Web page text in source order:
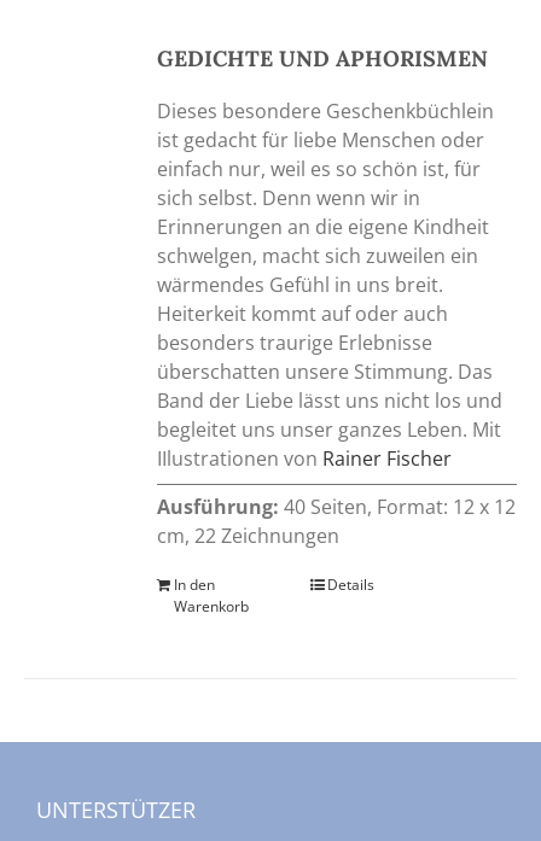
GEDICHTE UND APHORISMEN
Dieses besondere Geschenkbüchlein
ist gedacht für liebe Menschen oder
einfach nur, weil es so schön ist, für
sich selbst. Denn wenn wir in
Erinnerungen an die eigene Kindheit
schwelgen, macht sich zuweilen ein
wärmendes Gefühl in uns breit.
Heiterkeit kommt auf oder auch
besonders traurige Erlebnisse
überschatten unsere Stimmung. Das
Band der Liebe lässt uns nicht los und
begleitet uns unser ganzes Leben. Mit
IIlustrationen von Rainer Fischer
Ausführung: 40 Seiten, Format: 12 x 12
cm, 22 Zeichnungen
In den
Warenkorb
Details
UNTERSTÜTZER